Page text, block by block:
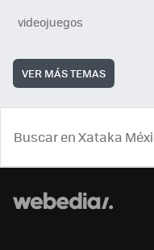
videojuegos
VER MÁS TEMAS